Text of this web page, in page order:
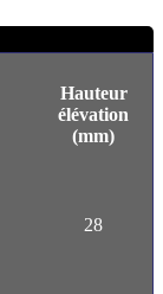
Hauteur
élévation
(mm)
28